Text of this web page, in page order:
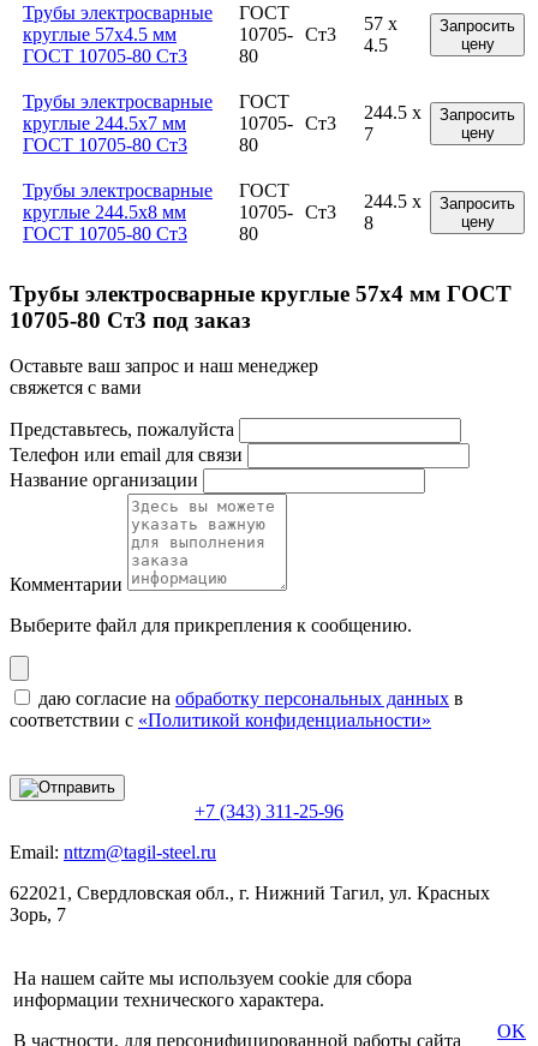
Трубы электросварные
круглые 57x4.5 мм
ГОСТ 10705-80 Ст3
ГОСТ
10705-
80
Ст3
57 x
4.5
Запросить
цену
Трубы электросварные
круглые 244.5x7 мм
ГОСТ 10705-80 Ст3
ГОСТ
10705-
80
Ст3
244.5 x
7
Запросить
цену
Трубы электросварные
круглые 244.5x8 мм
ГОСТ 10705-80 Ст3
ГОСТ
10705-
80
Ст3
244.5 x
8
Запросить
цену
Трубы электросварные круглые 57x4 мм ГОСТ
10705-80 Ст3 под заказ
Оставьте ваш запрос и наш менеджер
свяжется с вами
Представьтесь, пожалуйста
Телефон или email для связи
Название организации
Комментарии
Выберите файл для прикрепления к сообщению.
даю согласие на обработку персональных данных в
соответствии с «Политикой конфиденциальности»
+7 (343) 311-25-96
Email: nttzm@tagil-steel.ru
622021, Свердловская обл., г. Нижний Тагил, ул. Красных
Зорь, 7
На нашем сайте мы используем cookie для сбора
информации технического характера.
В частности, для персонифицированной работы сайта
OK